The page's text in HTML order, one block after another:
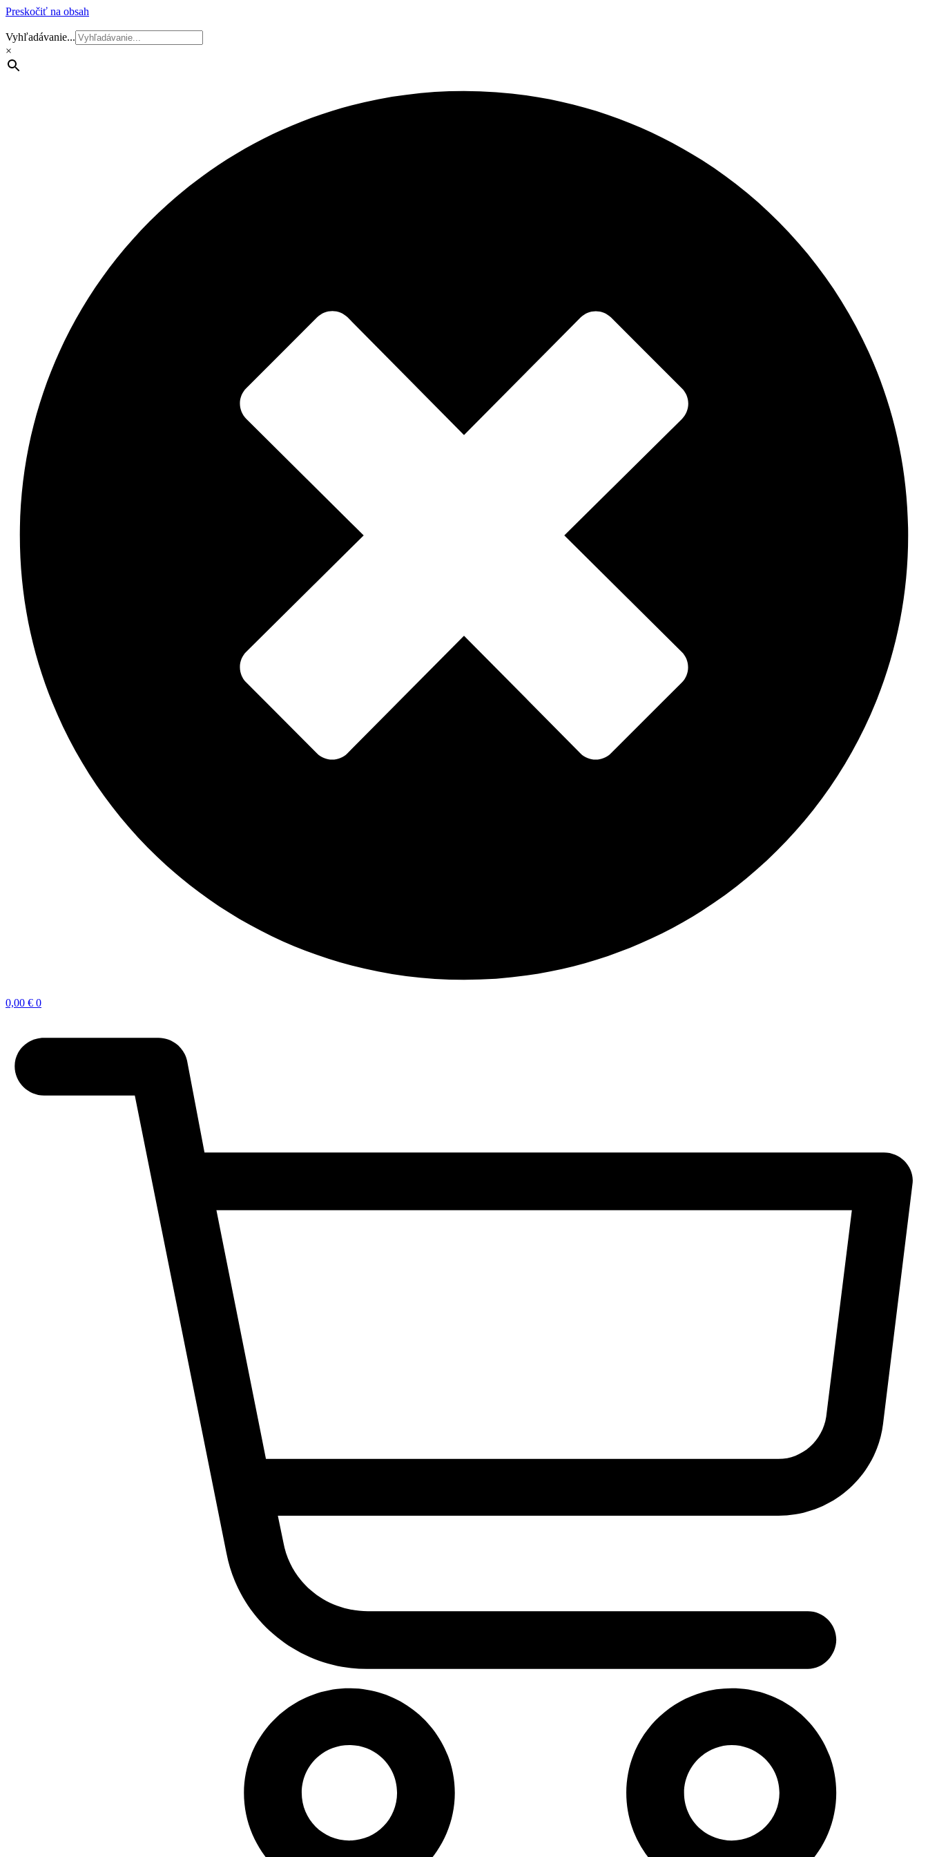
Preskočiť na obsah
Vyhľadávanie...
×
0,00 € 0